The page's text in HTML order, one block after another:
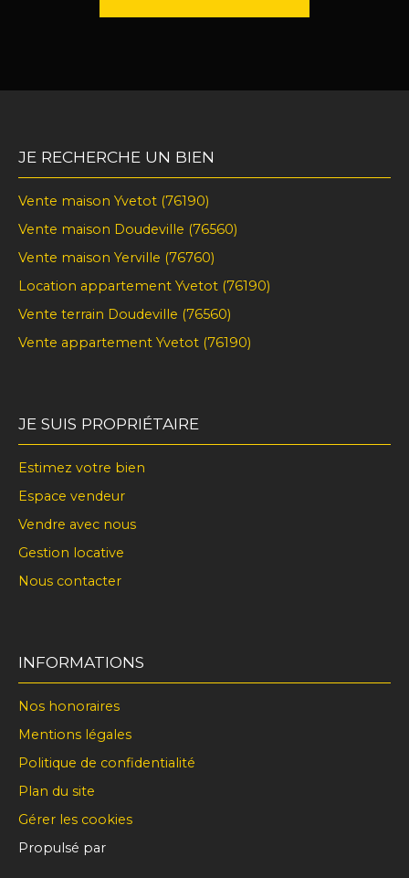
JE RECHERCHE UN BIEN
Vente maison Yvetot (76190)
Vente maison Doudeville (76560)
Vente maison Yerville (76760)
Location appartement Yvetot (76190)
Vente terrain Doudeville (76560)
Vente appartement Yvetot (76190)
JE SUIS PROPRIÉTAIRE
Estimez votre bien
Espace vendeur
Vendre avec nous
Gestion locative
Nous contacter
INFORMATIONS
Nos honoraires
Mentions légales
Politique de confidentialité
Plan du site
Gérer les cookies
Propulsé par